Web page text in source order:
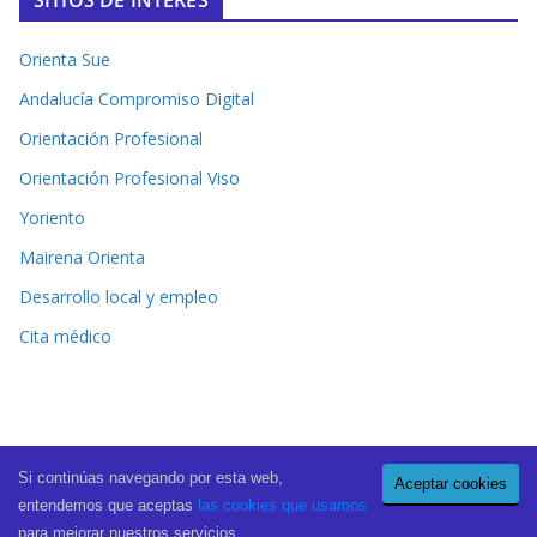
Orienta Sue
Andalucía Compromiso Digital
Orientación Profesional
Orientación Profesional Viso
Yoriento
Mairena Orienta
Desarrollo local y empleo
Cita médico
Copyright © 2026El Periódico de Mairena
. All rights reserved.
Theme:
ColorMag Pro by ThemeGrill. Powered by
Aceptar cookies
Si continúas navegando por esta web,
entendemos que aceptas las cookies que usamos
para mejorar nuestros servicios.